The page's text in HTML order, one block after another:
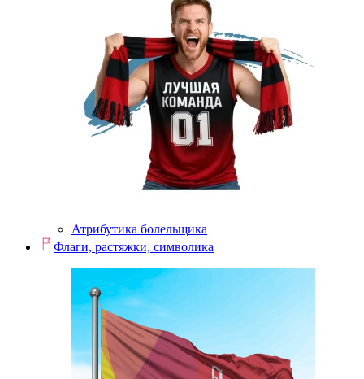
Атрибутика болельщика
Флаги, растяжки, символика